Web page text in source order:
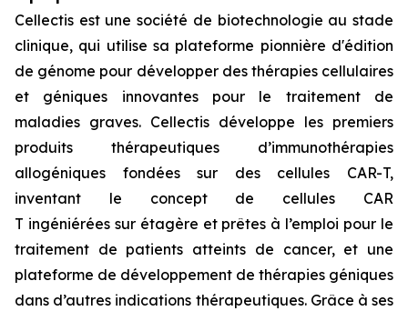
Cellectis est une société de biotechnologie au stade
clinique, qui utilise sa plateforme pionnière d'édition
de génome pour développer des thérapies cellulaires
et géniques innovantes pour le traitement de
maladies graves. Cellectis développe les premiers
produits thérapeutiques d’immunothérapies
allogéniques fondées sur des cellules CAR-T,
inventant le concept de cellules CAR
T ingéniérées sur étagère et prêtes à l’emploi pour le
traitement de patients atteints de cancer, et une
plateforme de développement de thérapies géniques
dans d’autres indications thérapeutiques. Grâce à ses